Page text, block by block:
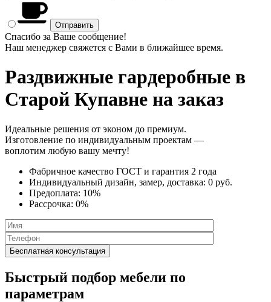
Спасибо за Ваше сообщение!
Наш менеджер свяжется с Вами в ближайшее время.
Раздвижные гардеробные в
Старой Купавне на заказ
Идеальные решения от эконом до премиум.
Изготовление по индивидуальным проектам —
воплотим любую вашу мечту!
Фабричное качество ГОСТ и гарантия 2 года
Индивидуальный дизайн, замер, доставка: 0 руб.
Предоплата: 10%
Рассрочка: 0%
Быстрый подбор мебели по
параметрам